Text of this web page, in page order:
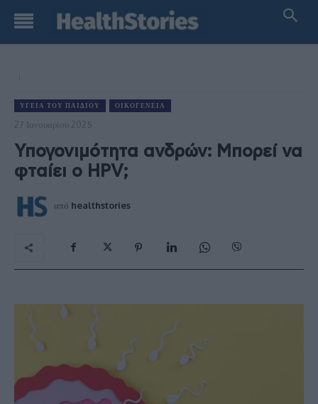
ΥΓΕΊΑ ΤΟΥ ΠΑΙΔΙΟΎ ΟΙΚΟΓΈΝΕΙΑ
27 Ιανουαρίου 2025
Υπογονιμότητα ανδρών: Μπορεί να
φταίει ο HPV;
από healthstories